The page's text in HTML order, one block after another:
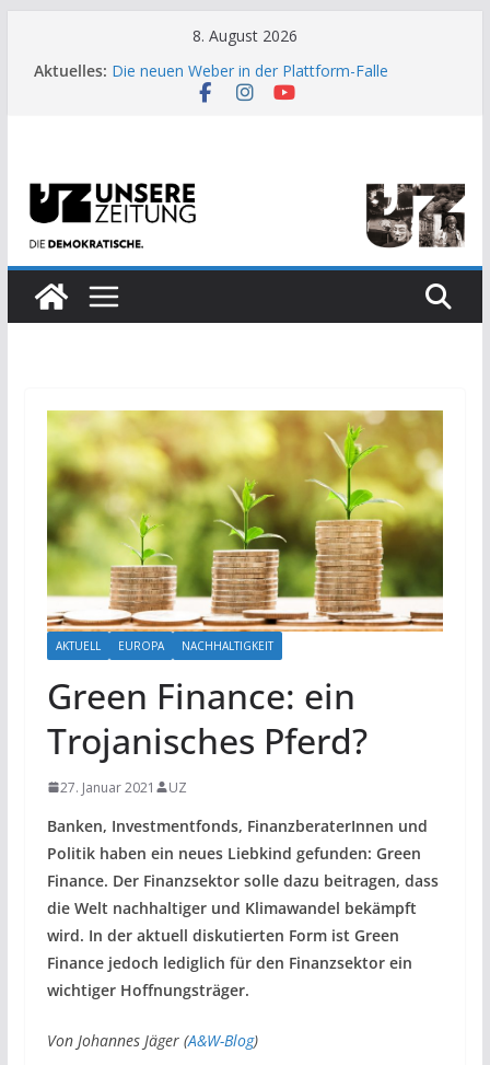
8. August 2026
Aktuelles:
US-Wahl: Arzt aus Detroit besiegt 70-Millionen-
Dollar-Lobby
Die neuen Weber in der Plattform-Falle
Kinderbetreuung ist keine Arbeit?
AKTUELL EUROPA NACHHALTIGKEIT
Green Finance: ein
Trojanisches Pferd?
27. Januar 2021 UZ
Banken, Investmentfonds, FinanzberaterInnen und
Politik haben ein neues Liebkind gefunden: Green
Finance. Der Finanzsektor solle dazu beitragen, dass
die Welt nachhaltiger und Klimawandel bekämpft
wird. In der aktuell diskutierten Form ist Green
Finance jedoch lediglich für den Finanzsektor ein
wichtiger Hoffnungsträger.
Von Johannes Jäger (A&W-Blog)